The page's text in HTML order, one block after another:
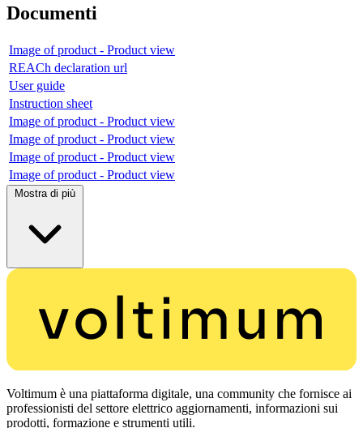
Documenti
Image of product - Product view
REACh declaration url
User guide
Instruction sheet
Image of product - Product view
Image of product - Product view
Image of product - Product view
Image of product - Product view
Mostra di più
Voltimum è una piattaforma digitale, una community che fornisce ai
professionisti del settore elettrico aggiornamenti, informazioni sui
prodotti, formazione e strumenti utili.